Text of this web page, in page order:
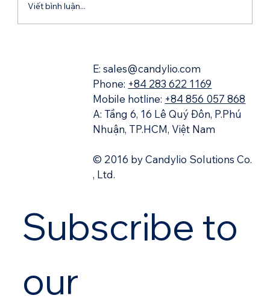
Công Tại Việt Nam
Viết bình luận...
Subscribe to
our
E: sales@candylio.com
Phone: +84 283 622 1169
Mobile hotline: +84 856 057 868
A: Tầng 6, 16 Lê Quý Đôn, P.Phú
Nhuận, TP.HCM, Việt Nam
© 2016 by Candylio Solutions Co.
, Ltd.